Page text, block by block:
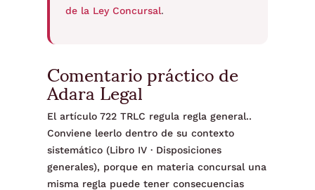
de la Ley Concursal.
Comentario práctico de
Adara Legal
El artículo 722 TRLC regula regla general..
Conviene leerlo dentro de su contexto
sistemático (Libro IV · Disposiciones
generales), porque en materia concursal una
misma regla puede tener consecuencias